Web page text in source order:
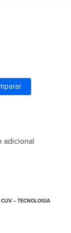
adicional
– TECNOLOGIA